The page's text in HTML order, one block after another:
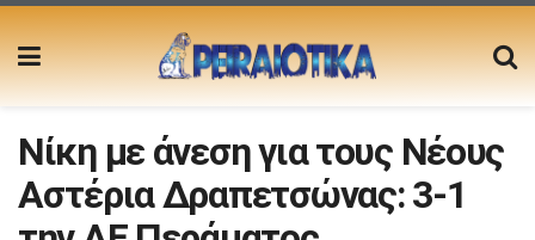
Νίκη με άνεση για τους Νέους
Αστέρια Δραπετσώνας: 3-1